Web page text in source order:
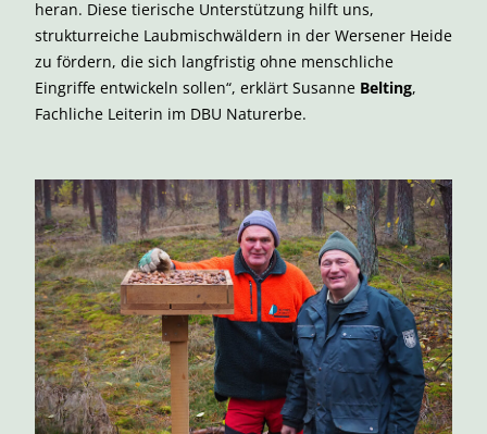
heran. Diese tierische Unterstützung hilft uns,
strukturreiche Laubmischwäldern in der Wersener Heide
zu fördern, die sich langfristig ohne menschliche
Eingriffe entwickeln sollen“, erklärt Susanne Belting,
Fachliche Leiterin im DBU Naturerbe.